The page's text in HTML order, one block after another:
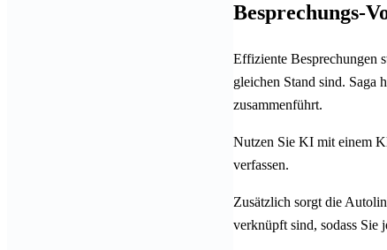
Besprechungs-
Effiziente Besprechungen
gleichen Stand sind. Saga
zusammenführt.
Nutzen Sie KI mit einem
verfassen.
Zusätzlich sorgt die
verknüpft sind, sodass Sie